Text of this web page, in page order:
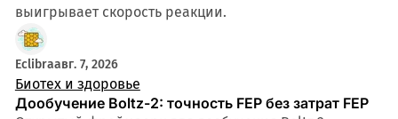
выигрывает скорость реакции.
Eclibraавг. 7, 2026
Биотех и здоровье
Дообучение Boltz-2: точность FEP без затрат FEP